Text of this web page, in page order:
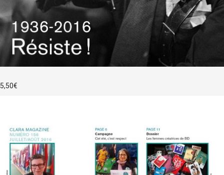
5,50€